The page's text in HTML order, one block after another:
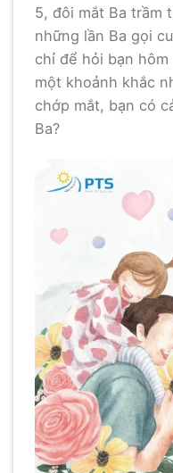
5, đôi mắt Ba trầm
những lần Ba gọi
chỉ để hỏi bạn
một khoảnh khắc
chớp mắt, bạn có
Ba?